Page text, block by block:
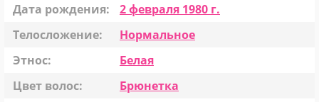
Дата рождения:
2 февраля 1980 г.
Телосложение:
Нормальное
Этнос:
Белая
Цвет волос:
Брюнетка